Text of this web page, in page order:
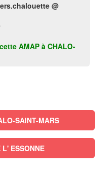
@
AMAP à CHALO-
SAINT-MARS
ESSONNE